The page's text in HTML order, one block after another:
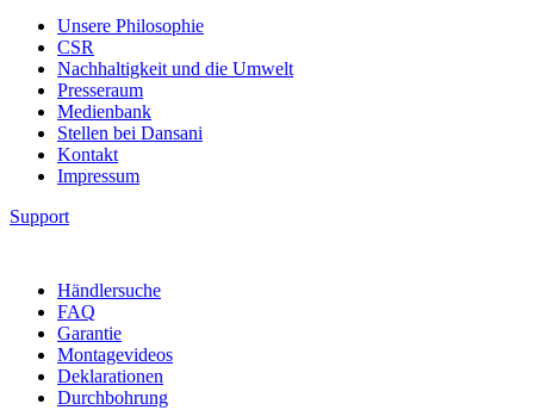
Unsere Philosophie
CSR
Nachhaltigkeit und die Umwelt
Presseraum
Medienbank
Stellen bei Dansani
Kontakt
Impressum
Support
Händlersuche
FAQ
Garantie
Montagevideos
Deklarationen
Durchbohrung